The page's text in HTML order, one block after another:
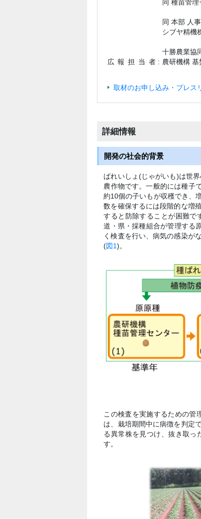
同 種苗管
同 本部 人
シブヤ精機
十勝農業協
広報担当者 : 農研機構
取材のお申し込み・プレス
詳細情報
開発の社会的背景
ばれいしょ(じゃがいも)は世
農作物です。一般的には種子
約10個の子いもが収穫でき、
数を確保するには段階的な増
すると防除することが困難で
道・県・採種組合が管理する
く検査を行い、病気の感染が
(図1)。
この検査を実施するための管
は、栽培期間中に病徴を判定
る異常株を見つけ、抜き取っ
す。